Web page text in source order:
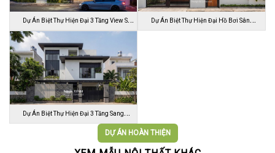
Dự Án Biệt Thự Hiện Đại 3 Tầng View Sân
…
Dự Án Biệt Thự Hiện Đại Hồ Bơi Sân
Dự Án Biệt Thự Hiện Đại 3 Tầng Sang
DỰ ÁN HOÀN THIỆN